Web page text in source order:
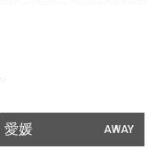
AWAY
愛媛